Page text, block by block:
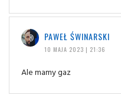
PAWEŁ ŚWINARSKI
10 MAJA 2023 | 21:36
Ale mamy gaz